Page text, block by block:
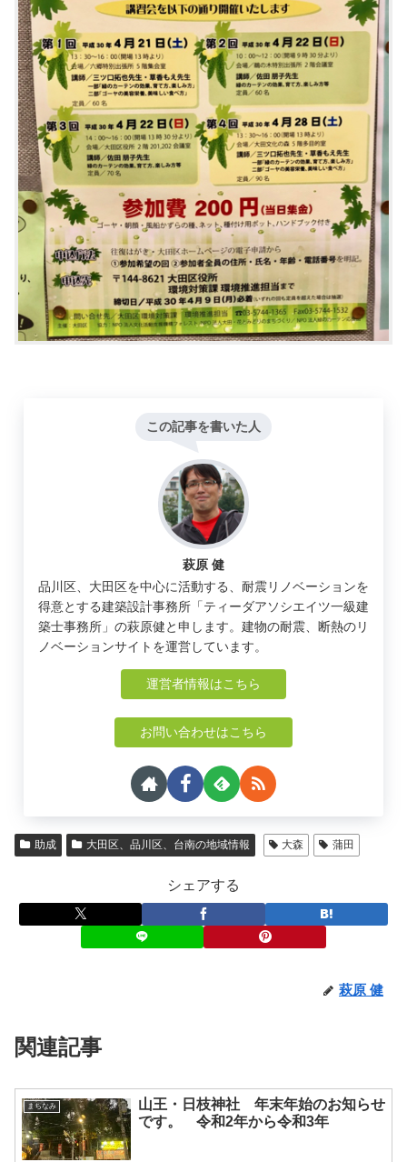
この記事を書いた人
萩原 健
品川区、大田区を中心に活動する、耐震リノベーションを
得意とする建築設計事務所「ティーダアソシエイツ一級建
築士事務所」の萩原健と申します。建物の耐震、断熱のリ
ノベーションサイトを運営しています。
運営者情報はこちら
お問い合わせはこちら
助成 大田区、品川区、台南の地域情報 大森 蒲田
シェアする
萩原 健
関連記事
まちなみ
山王・日枝神社 年末年始のお知らせ
です。 令和2年から令和3年